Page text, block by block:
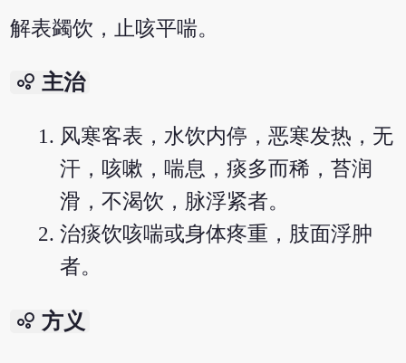
解表蠲饮，止咳平喘。
bubble_chart 主治
风寒客表，水饮内停，恶寒发热，无
汗，咳嗽，喘息，痰多而稀，苔润
滑，不渴饮，脉浮紧者。
治痰饮咳喘或身体疼重，肢面浮肿
者。
bubble_chart 方义